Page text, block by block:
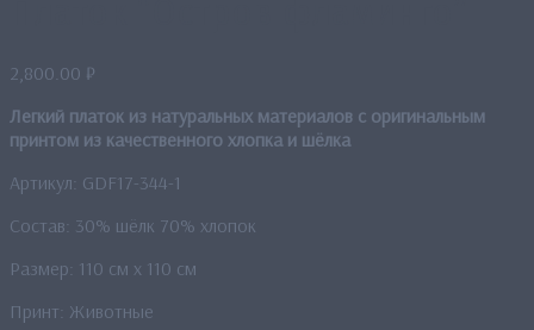
2,800.00 ₽
Легкий платок из натуральных материалов с оригинальным
принтом из качественного хлопка и шёлка
Артикул: GDF17-344-1
Состав: 30% шёлк 70% хлопок
Размер: 110 см x 110 см
Принт: Животные